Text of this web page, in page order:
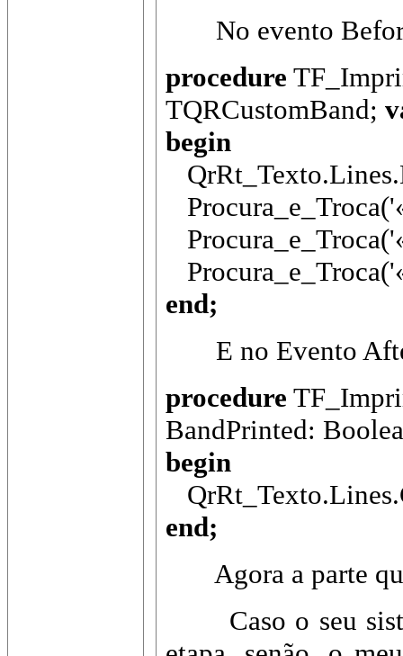
No evento
procedure
TQRCustomBand;
begin
end;
E no Evento
procedure
BandPrinted:
begin
end;
Agora a parte
Caso o seu